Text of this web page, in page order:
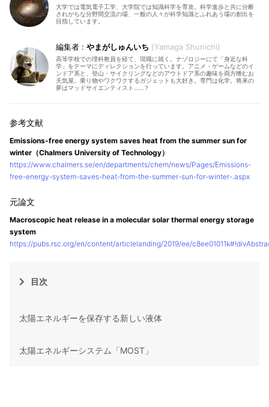
大学では電気電子工学、大学院では知識科学を専攻。科学進歩と共に分断
されがちな分野間交流の場、一般の人々が科学知識とふれあう場の創出を
目指しています。
やまがしゅんいち Yamaga Shunichi
高等学校での理科教員を経て、現職に就く。ナゾロジーにて「身近な科
学」をテーマにディレクションを行っています。アニメ・ゲームなどのイ
ンドア系と、登山・サイクリングなどのアウトドア系の趣味を両方嗜むお
天気屋。乗り物やワクワクするガジェットも大好き。専門は化学。将来の
夢はマッドサイエンティスト……？
Emissions-free energy system saves heat from the summer sun for
winter（Chalmers University of Technology）
https://www.chalmers.se/en/departments/chem/news/Pages/Emissions-
free-energy-system-saves-heat-from-the-summer-sun-for-winter-.aspx
Macroscopic heat release in a molecular solar thermal energy storage
system
https://pubs.rsc.org/en/content/articlelanding/2019/ee/
目次
太陽エネルギーを保存する新しい液体
太陽エネルギーシステム「MOST」